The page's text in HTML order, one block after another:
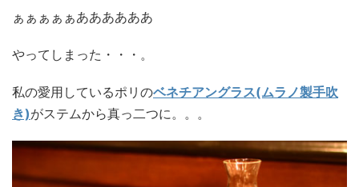
ぁぁぁぁぁああああああ
やってしまった・・・。
私の愛用しているポリのベネチアングラス(ムラノ製手吹
き)がステムから真っ二つに。。。